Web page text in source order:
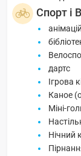
Спорт і
дартс
Ігрова
Каное
Міні-
Нічний